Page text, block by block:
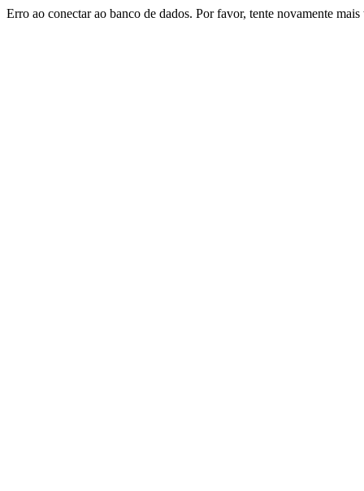
Erro ao conectar ao banco de dados. Por favor, tente novamente mais